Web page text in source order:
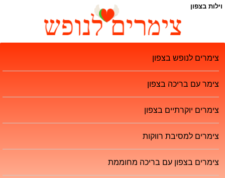
וילות בצפון
צימרים לנופש בצפון
צימר עם בריכה בצפון
צימרים יוקרתיים בצפון
צימרים למסיבת רווקות
צימרים בצפון עם בריכה מחוממת